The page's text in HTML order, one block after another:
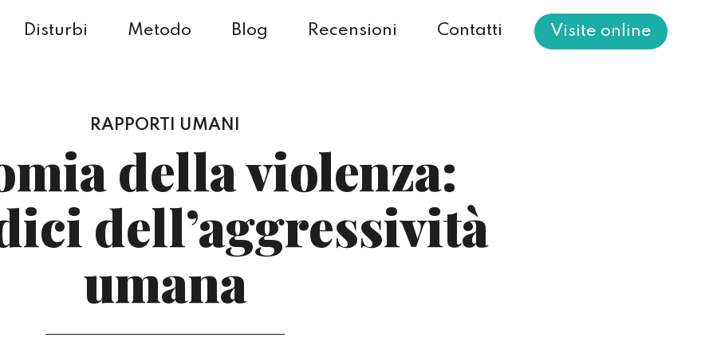
Disturbi Metodo Blog Recensioni Contatti Visite online
RAPPORTI UMANI
della violenza:
dell’aggressività
umana